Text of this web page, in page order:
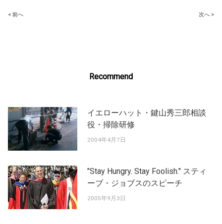
Post
< 前へ 次へ >
Recommend
イエローハット・鍵山秀三郎相談
役・掃除研修
2004年4月7日
"Stay Hungry. Stay Foolish." スティ
ーブ・ジョブスのスピーチ
2005年9月3日